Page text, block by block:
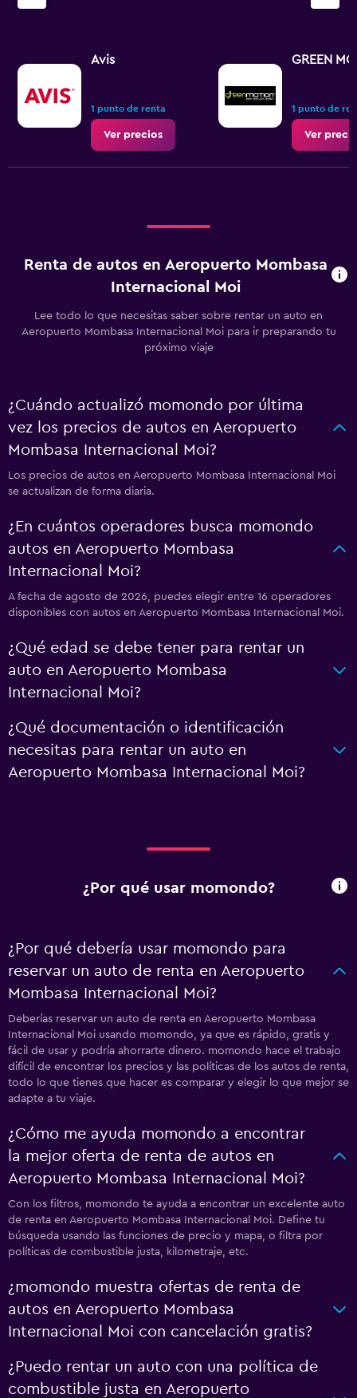
Avis
1 punto de renta
Ver precios
GREEN
1 punto de
Ver
Renta de autos en Aeropuerto Mombasa
Internacional Moi
Lee todo lo que necesitas saber sobre rentar un auto en
Aeropuerto Mombasa Internacional Moi para ir preparando tu
próximo viaje
¿Cuándo actualizó momondo por última
vez los precios de autos en Aeropuerto
Mombasa Internacional Moi?
Los precios de autos en Aeropuerto Mombasa Internacional Moi
se actualizan de forma diaria.
¿En cuántos operadores busca momondo
autos en Aeropuerto Mombasa
Internacional Moi?
A fecha de agosto de 2026, puedes elegir entre 16 operadores
disponibles con autos en Aeropuerto Mombasa Internacional Moi.
¿Qué edad se debe tener para rentar un
auto en Aeropuerto Mombasa
Internacional Moi?
¿Qué documentación o identificación
necesitas para rentar un auto en
Aeropuerto Mombasa Internacional Moi?
¿Por qué usar momondo?
¿Por qué debería usar momondo para
reservar un auto de renta en Aeropuerto
Mombasa Internacional Moi?
Deberías reservar un auto de renta en Aeropuerto Mombasa
Internacional Moi usando momondo, ya que es rápido, gratis y
fácil de usar y podría ahorrarte dinero. momondo hace el trabajo
difícil de encontrar los precios y las políticas de los autos de renta,
todo lo que tienes que hacer es comparar y elegir lo que mejor se
adapte a tu viaje.
¿Cómo me ayuda momondo a encontrar
la mejor oferta de renta de autos en
Aeropuerto Mombasa Internacional Moi?
Con los filtros, momondo te ayuda a encontrar un excelente auto
de renta en Aeropuerto Mombasa Internacional Moi. Define tu
búsqueda usando las funciones de precio y mapa, o filtra por
políticas de combustible justa, kilometraje, etc.
¿momondo muestra ofertas de renta de
autos en Aeropuerto Mombasa
Internacional Moi con cancelación gratis?
¿Puedo rentar un auto con una política de
combustible justa en Aeropuerto